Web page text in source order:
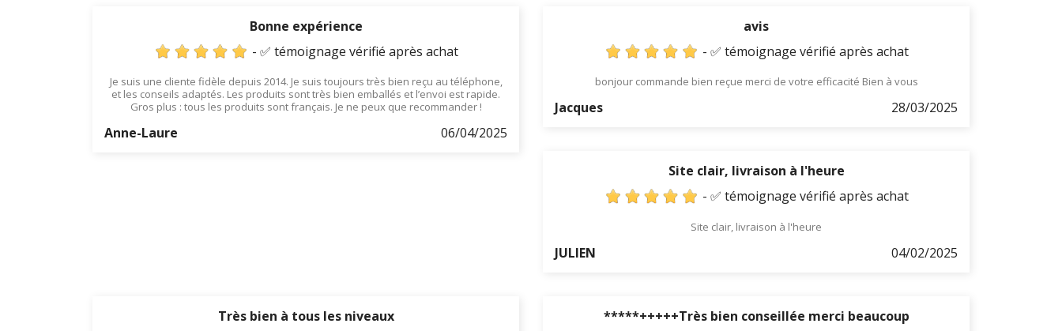
Bonne expérience
- ✅ témoignage vérifié après achat
Je suis une cliente fidèle depuis 2014. Je suis toujours très bien reçu au téléphone,
et les conseils adaptés. Les produits sont très bien emballés et l’envoi est rapide.
Gros plus : tous les produits sont français. Je ne peux que recommander !
Anne-Laure 06/04/2025
avis
- ✅ témoignage vérifié après achat
bonjour commande bien reçue merci de votre efficacité Bien à vous
Jacques 28/03/2025
Site clair, livraison à l'heure
- ✅ témoignage vérifié après achat
Site clair, livraison à l'heure
JULIEN 04/02/2025
Très bien à tous les niveaux
*****+++++Très bien conseillée merci beaucoup